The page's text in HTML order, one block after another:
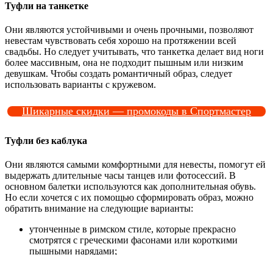
Туфли на танкетке
Они являются устойчивыми и очень прочными, позволяют
невестам чувствовать себя хорошо на протяжении всей
свадьбы. Но следует учитывать, что танкетка делает вид ноги
более массивным, она не подходит пышным или низким
девушкам. Чтобы создать романтичный образ, следует
использовать варианты с кружевом.
Шикарные скидки — промокоды в Спортмастер
Туфли без каблука
Они являются самыми комфортными для невесты, помогут ей
выдержать длительные часы танцев или фотосессий. В
основном балетки используются как дополнительная обувь.
Но если хочется с их помощью сформировать образ, можно
обратить внимание на следующие варианты:
утонченные в римском стиле, которые прекрасно
смотрятся с греческими фасонами или короткими
пышными нарядами;